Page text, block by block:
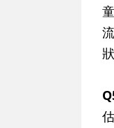
狀